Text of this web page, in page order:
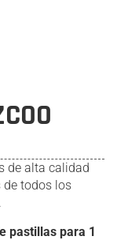
de alta calidad
de todos los
pastillas para 1